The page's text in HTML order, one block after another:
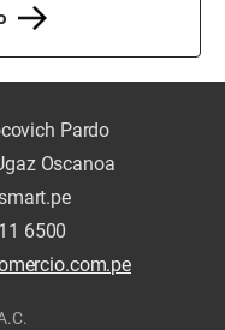
Pardo
Oscanoa
6500